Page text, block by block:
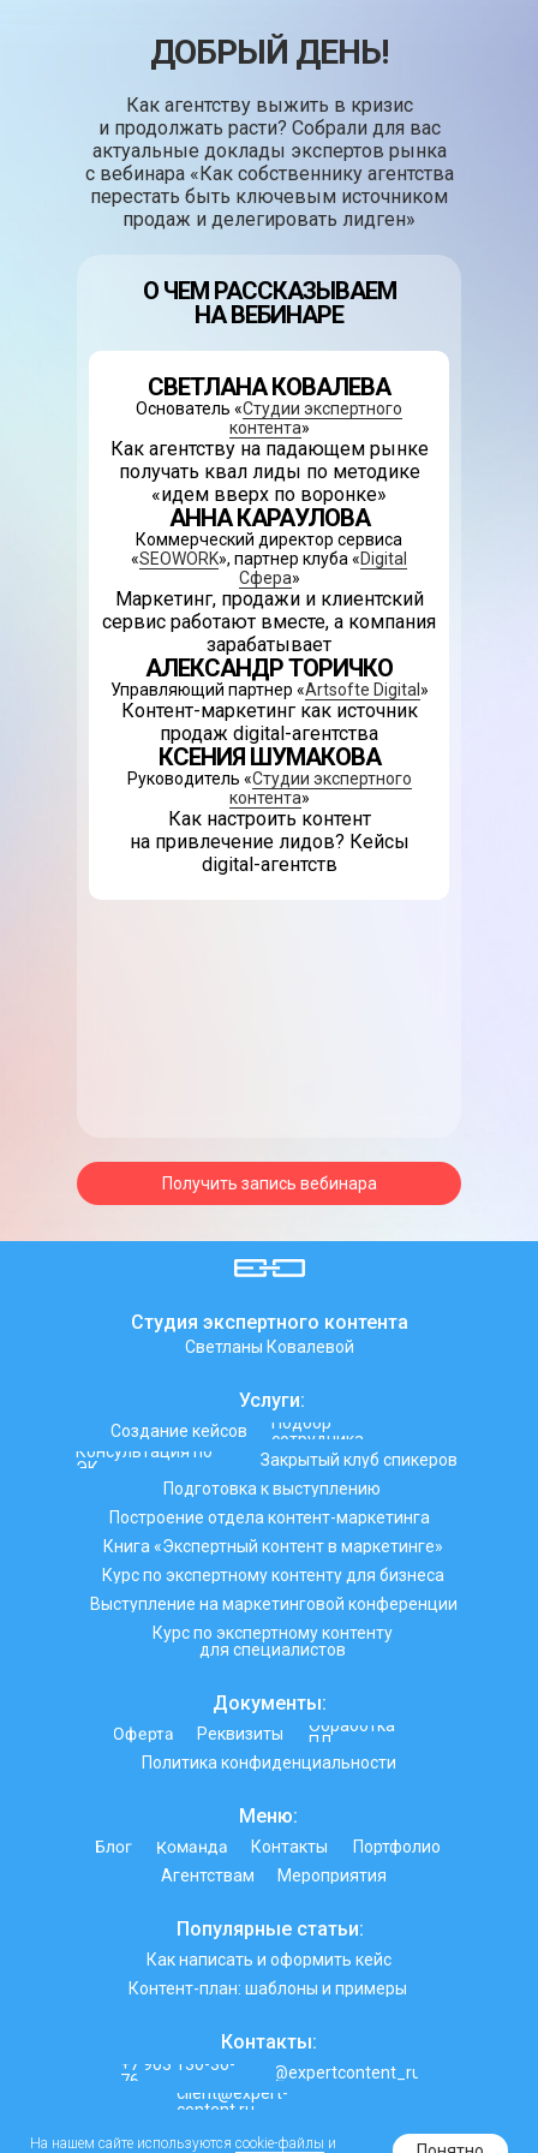
ДОБРЫЙ ДЕНЬ!
Как агентству выжить в кризис
и продолжать расти? Собрали для вас
актуальные доклады экспертов рынка
с вебинара «Как собственнику агентства
перестать быть ключевым источником
продаж и делегировать лидген»
Получить запись вебинара
СВЕТЛАНА КОВАЛЕВА
Основатель «Студии экспертного
контента»
Как агентству на падающем рынке
получать квал лиды по методике
«идем вверх по воронке»
АННА КАРАУЛОВА
Коммерческий директор сервиса
«SEOWORK», партнер клуба «Digital
Сфера»
Маркетинг, продажи и клиентский
сервис работают вместе, а компания
зарабатывает
АЛЕКСАНДР ТОРИЧКО
Управляющий партнер «Artsofte Digital »
Контент-маркетинг как источник
продаж digital-агентства
КСЕНИЯ ШУМАКОВА
Руководитель «Студии экспертного
контента»
Как настроить контент
на привлечение лидов? Кейсы
digital-агентств
О ЧЕМ РАССКАЗЫВАЕМ
НА ВЕБИНАРЕ
Книга «Экспертный контент в маркетинге»
Построение отдела контент-маркетинга
Курс по экспертному контенту для бизнеса
Курс по экспертному контенту
для специалистов
Выступление на маркетинговой конференции
Создание кейсов
Подбор
сотрудника
Консультация по
ЭК
Закрытый клуб спикеров
Подготовка к выступлению
Услуги:
Блог Команда Контакты
Портфолио
Агентствам
Мероприятия
Меню:
Оферта Реквизиты
Обработка
ПД
Политика конфиденциальности
Документы:
+7 903 130-30-
76
client@expert-
content.ru
@expertcontent_ru
Контакты:
Как написать и оформить кейс
Контент-план: шаблоны и примеры
Популярные статьи:
Светланы Ковалевой
Студия экспертного контента
На нашем сайте используются cookie-файлы и